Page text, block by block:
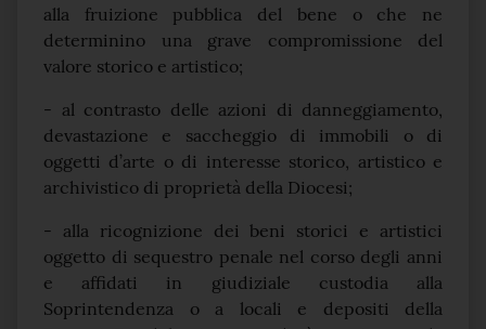
alla fruizione pubblica del bene o che ne
determinino una grave compromissione del
valore storico e artistico;
- al contrasto delle azioni di danneggiamento,
devastazione e saccheggio di immobili o di
oggetti d’arte o di interesse storico, artistico e
archivistico di proprietà della Diocesi;
- alla ricognizione dei beni storici e artistici
oggetto di sequestro penale nel corso degli anni
e affidati in giudiziale custodia alla
Soprintendenza o a locali e depositi della